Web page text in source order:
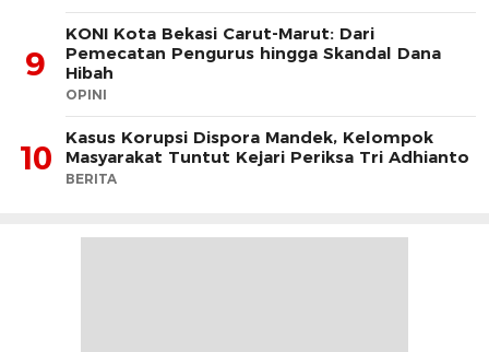
9
KONI Kota Bekasi Carut-Marut: Dari
Pemecatan Pengurus hingga Skandal Dana
Hibah
OPINI
10
Kasus Korupsi Dispora Mandek, Kelompok
Masyarakat Tuntut Kejari Periksa Tri Adhianto
BERITA